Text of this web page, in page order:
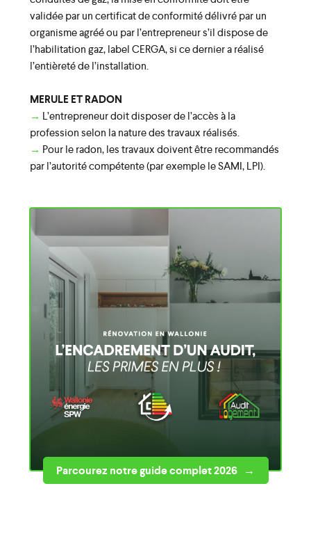
validée par un certificat de conformité délivré par un
organisme agréé ou par l’entrepreneur s’il dispose de
l’habilitation gaz, label CERGA, si ce dernier a réalisé
l’entièreté de l’installation.
MERULE ET RADON
→ L’entrepreneur doit disposer de l’accès à la
profession selon la nature des travaux réalisés.
→ Pour le radon, les travaux doivent être recommandés
par l’autorité compétente (par exemple le SAMI, LPI).
Parcourez notre guide complet 2026 →